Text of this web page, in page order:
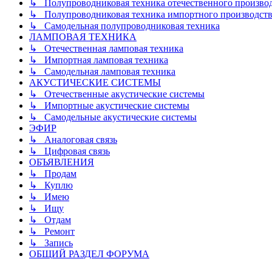
↳ Полупроводниковая техника отечественного
↳ Полупроводниковая техника импортного
↳ Самодельная полупроводниковая техника
ЛАМПОВАЯ ТЕХНИКА
↳ Отечественная ламповая техника
↳ Импортная ламповая техника
↳ Самодельная ламповая техника
АКУСТИЧЕСКИЕ СИСТЕМЫ
↳ Отечественные акустические системы
↳ Импортные акустические системы
↳ Самодельные акустические системы
ЭФИР
↳ Аналоговая связь
↳ Цифровая связь
ОБЪЯВЛЕНИЯ
↳ Продам
↳ Куплю
↳ Имею
↳ Ищу
↳ Отдам
↳ Ремонт
↳ Запись
ОБЩИЙ РАЗДЕЛ ФОРУМА